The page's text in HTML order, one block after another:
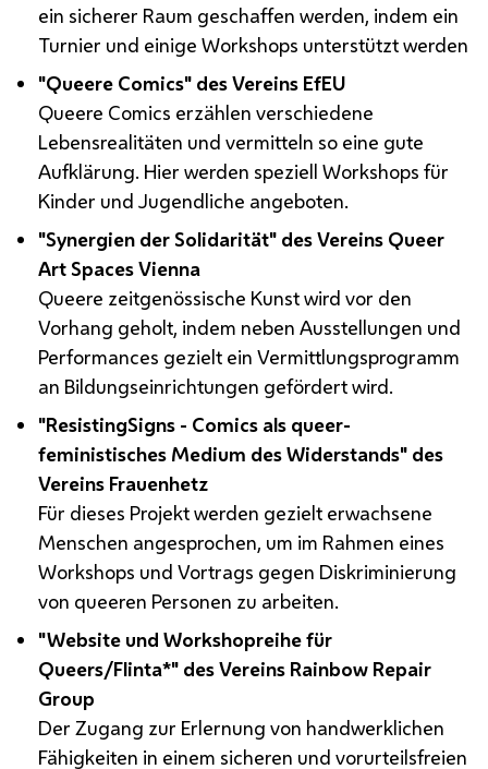
ein sicherer Raum geschaffen werden, indem ein
Turnier und einige Workshops unterstützt werden
"Queere Comics" des Vereins EfEU
Queere Comics erzählen verschiedene
Lebensrealitäten und vermitteln so eine gute
Aufklärung. Hier werden speziell Workshops für
Kinder und Jugendliche angeboten.
"Synergien der Solidarität" des Vereins Queer
Art Spaces Vienna
Queere zeitgenössische Kunst wird vor den
Vorhang geholt, indem neben Ausstellungen und
Performances gezielt ein Vermittlungsprogramm
an Bildungseinrichtungen gefördert wird.
"ResistingSigns - Comics als queer-
feministisches Medium des Widerstands" des
Vereins Frauenhetz
Für dieses Projekt werden gezielt erwachsene
Menschen angesprochen, um im Rahmen eines
Workshops und Vortrags gegen Diskriminierung
von queeren Personen zu arbeiten.
"Website und Workshopreihe für
Queers/Flinta*" des Vereins Rainbow Repair
Group
Der Zugang zur Erlernung von handwerklichen
Fähigkeiten in einem sicheren und vorurteilsfreien